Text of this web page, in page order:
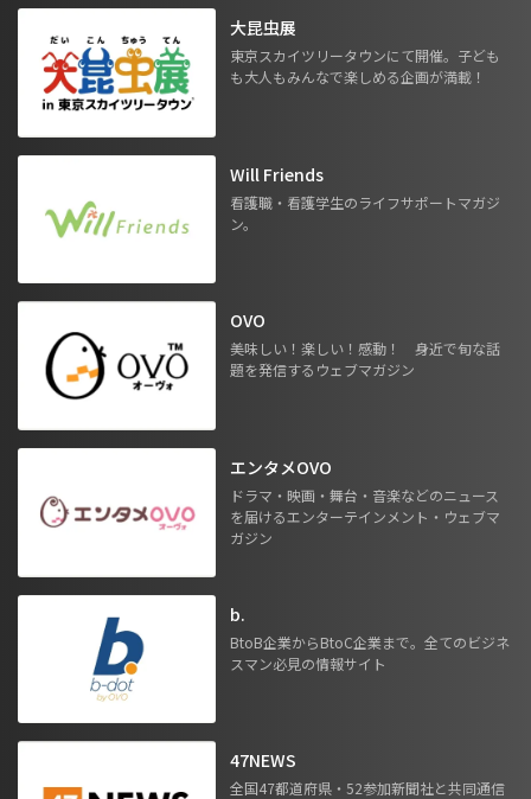
大昆虫展
東京スカイツリータウンにて開催。子ども
も大人もみんなで楽しめる企画が満載！
Will Friends
看護職・看護学生のライフサポートマガジ
ン。
OVO
美味しい！楽しい！感動！ 身近で旬な話
題を発信するウェブマガジン
エンタメOVO
ドラマ・映画・舞台・音楽などのニュース
を届けるエンターテインメント・ウェブマ
ガジン
b.
BtoB企業からBtoC企業まで。全てのビジネ
スマン必見の情報サイト
47NEWS
全国47都道府県・52参加新聞社と共同通信